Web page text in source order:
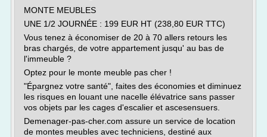
MONTE MEUBLES
UNE 1/2 JOURNÉE : 199 EUR HT (238,80 EUR TTC)
Vous tenez à économiser de 20 à 70 allers retours les
bras chargés, de votre appartement jusqu' au bas de
l'immeuble ?
Optez pour le monte meuble pas cher !
"Épargnez votre santé", faites des économies et diminuez
les risques en louant une nacelle élévatrice sans passer
vos objets par les cages d'escalier et ascesensuers.
Demenager-pas-cher.com assure un service de location
de montes meubles avec techniciens, destiné aux